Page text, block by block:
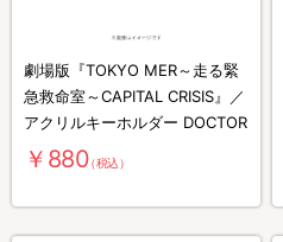
劇場版『TOKYO MER～走る緊
急救命室～CAPITAL CRISIS』／
アクリルキーホルダー DOCTOR
￥880（税込）